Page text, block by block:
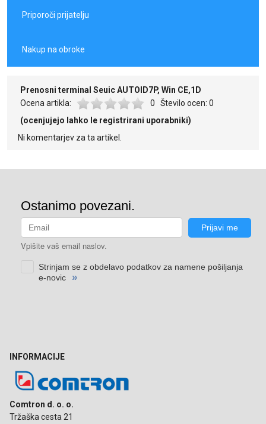
Priporoči prijatelju
Nakup na obroke
Prenosni terminal Seuic AUTOID7P, Win CE,1D
Ocena artikla:
0 Število ocen: 0
(ocenjujejo lahko le registrirani uporabniki)
Ni komentarjev za ta artikel.
INFORMACIJE
Comtron d. o. o.
Tržaška cesta 21